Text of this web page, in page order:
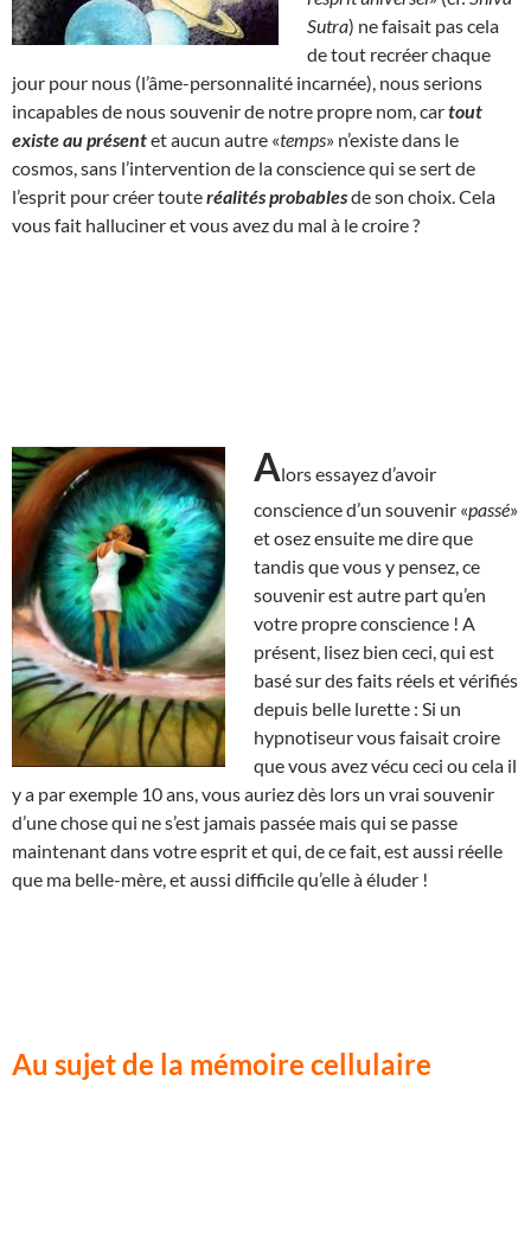
Sutra) ne faisait pas cela
de tout recréer chaque
jour pour nous (l’âme-personnalité incarnée), nous serions
incapables de nous souvenir de notre propre nom, cartout
existe au présentet aucun autre «temps» n’existe dans le
cosmos, sans l’intervention de la conscience qui se sert de
l’esprit pour créer touteréalités probablesde son choix. Cela
vous fait halluciner et vous avez du mal à le croire ?
Alors essayez d’avoir
conscience d’un souvenir «passé»
et osez ensuite me dire que
tandis que vous y pensez, ce
souvenir est autre part qu’en
votre propre conscience ! A
présent, lisez bien ceci, qui est
basé sur des faits réels et vérifiés
depuis belle lurette : Si un
hypnotiseur vous faisait croire
que vous avez vécu ceci ou cela il
y a par exemple 10 ans, vous auriez dès lors un vrai souvenir
d’une chose qui ne s’est jamais passée mais qui se passe
maintenant dans votre esprit et qui, de ce fait, est aussi réelle
que ma belle-mère, et aussi difficile qu’elle à éluder !
Au sujet de la mémoire cellulaire